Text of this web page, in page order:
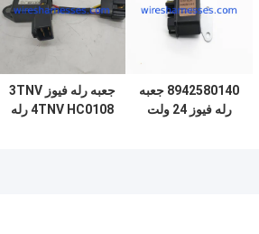
8942580140 جعبه
رله فیوز 24 ولت
جعبه رله فیوز 3TNV
4TNV HC0108 رله